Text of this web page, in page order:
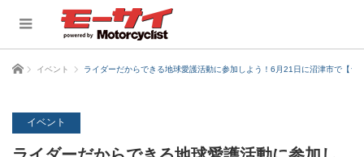
ホーム イベント ライダーだからできる地球愛護活動に参加しよう！6月21日に沼津市で【ラ
イベント